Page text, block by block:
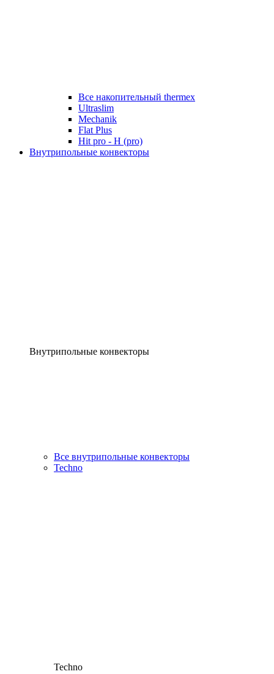
Все накопительный thermex
Ultraslim
Mechanik
Flat Plus
Hit pro - H (pro)
Внутрипольные конвекторы
Внутрипольные конвекторы
Все внутрипольные конвекторы
Techno
Techno